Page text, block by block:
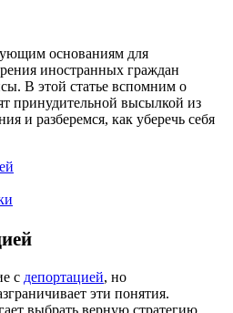
основаниям для
иностранных граждан
В этой статье вспомним о
принудительной высылкой из
и разберемся, как уберечь себя
с депортацией, но
эти понятия.
выбрать верную стратегию